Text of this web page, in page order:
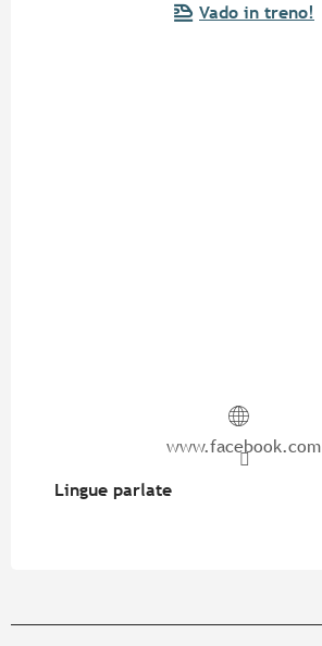
Vado in treno!
www.facebook.com
Lingue parlate
Lingue parlate